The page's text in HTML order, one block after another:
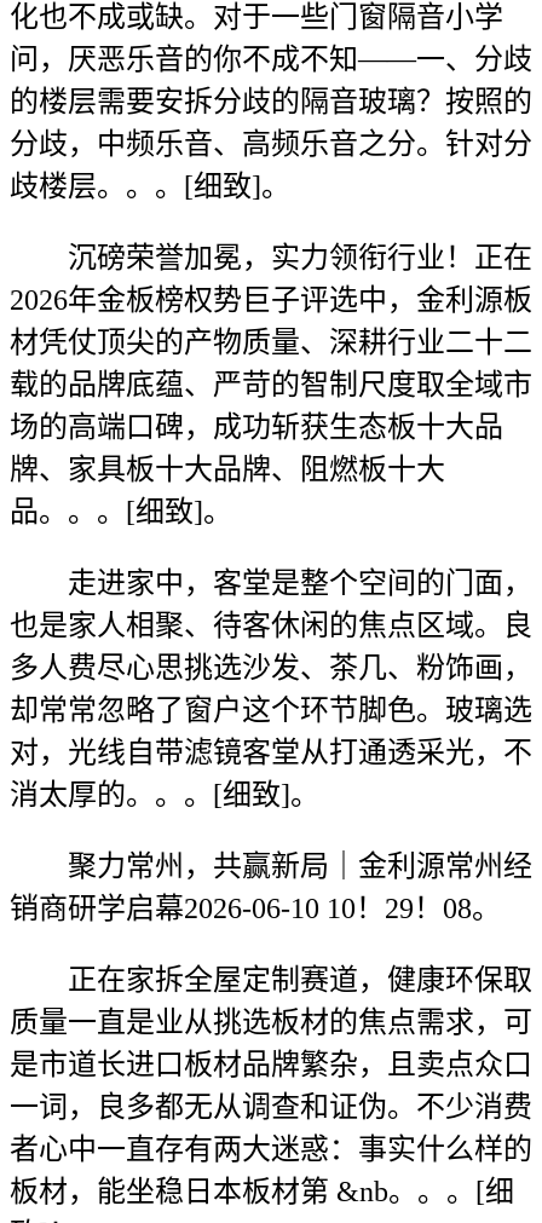
化也不成或缺。对于一些门窗隔音小学
问，厌恶乐音的你不成不知——一、分歧
的楼层需要安拆分歧的隔音玻璃？按照的
分歧，中频乐音、高频乐音之分。针对分
歧楼层。。。[细致]。
沉磅荣誉加冕，实力领衔行业！正在
2026年金板榜权势巨子评选中，金利源板
材凭仗顶尖的产物质量、深耕行业二十二
载的品牌底蕴、严苛的智制尺度取全域市
场的高端口碑，成功斩获生态板十大品
牌、家具板十大品牌、阻燃板十大
品。。。[细致]。
走进家中，客堂是整个空间的门面，
也是家人相聚、待客休闲的焦点区域。良
多人费尽心思挑选沙发、茶几、粉饰画，
却常常忽略了窗户这个环节脚色。玻璃选
对，光线自带滤镜客堂从打通透采光，不
消太厚的。。。[细致]。
聚力常州，共赢新局｜金利源常州经
销商研学启幕2026-06-10 10！29！08。
正在家拆全屋定制赛道，健康环保取
质量一直是业从挑选板材的焦点需求，可
是市道长进口板材品牌繁杂，且卖点众口
一词，良多都无从调查和证伪。不少消费
者心中一直存有两大迷惑：事实什么样的
板材，能坐稳日本板材第 &nb。。。[细